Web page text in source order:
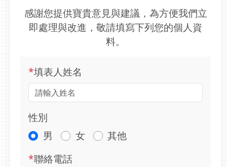
感謝您提供寶貴意見與建議，為方便我們立
即處理與改進，敬請填寫下列您的個人資
料。
*填表人姓名
性別
男
女
其他
*聯絡電話